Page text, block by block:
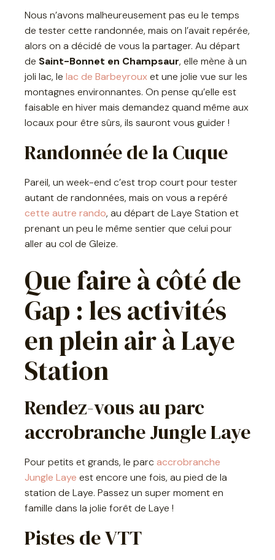
Nous n’avons malheureusement pas eu le temps
de tester cette randonnée, mais on l’avait repérée,
alors on a décidé de vous la partager. Au départ
de Saint-Bonnet en Champsaur, elle mène à un
joli lac, le lac de Barbeyrouxet une jolie vue sur les
montagnes environnantes. On pense qu’elle est
faisable en hiver mais demandez quand même aux
locaux pour être sûrs, ils sauront vous guider !
Randonnée de la Cuque
Pareil, un week-end c’est trop court pour tester
autant de randonnées, mais on vous a repéré
cette autre rando, au départ de Laye Station et
prenant un peu le même sentier que celui pour
aller au col de Gleize.
Que faire à côté de
Gap : les activités
en plein air à Laye
Station
Rendez-vous au parc
accrobranche Jungle Laye
Pour petits et grands, le parc accrobranche
Jungle Laye est encore une fois, au pied de la
station de Laye. Passez un super moment en
famille dans la jolie forêt de Laye !
Pistes de VTT